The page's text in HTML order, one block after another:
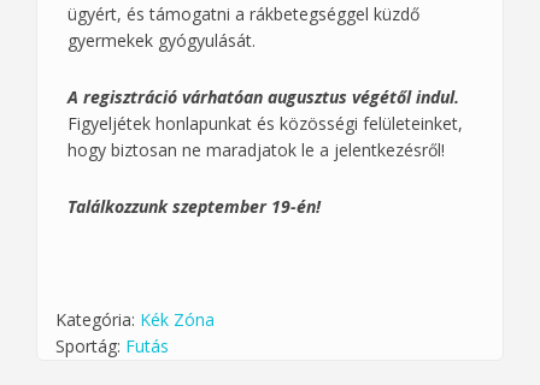
ügyért, és támogatni a rákbetegséggel küzdő
gyermekek gyógyulását.
A regisztráció várhatóan augusztus végétől indul.
Figyeljétek honlapunkat és közösségi felületeinket,
hogy biztosan ne maradjatok le a jelentkezésről!
Találkozzunk szeptember 19-én!
Kategória: Kék Zóna
Sportág: Futás